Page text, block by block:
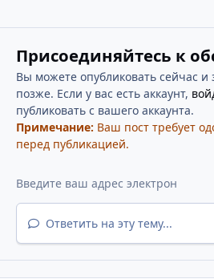
Присоединяйтесь к
Вы можете опубликовать сейчас и
позже. Если у вас есть аккаунт,
публиковать с вашего аккаунта.
Примечание: Ваш пост требует
перед публикацией.
Ответить на эту тему...